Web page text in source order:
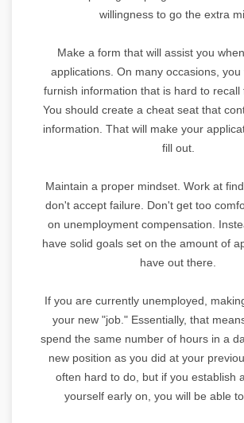
willingness to go the extra
Make a form that will assist you
applications. On many occasions, you
furnish information that is hard to recall
You should create a cheat seat that
information. That will make your
fill out.
Maintain a proper mindset. Work at
don't accept failure. Don't get too
on unemployment compensation.
have solid goals set on the amount of
have out there.
If you are currently unemployed,
your new "job." Essentially, that
spend the same number of hours in a
new position as you did at your
often hard to do, but if you establish
yourself early on, you will be able to